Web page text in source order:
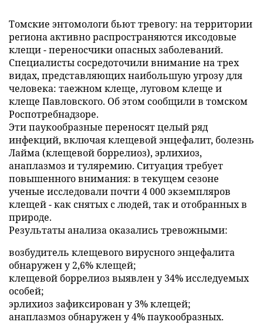
Томские энтомологи бьют тревогу: на территории
региона активно распространяются иксодовые
клещи - переносчики опасных заболеваний.
Специалисты сосредоточили внимание на трех
видах, представляющих наибольшую угрозу для
человека: таежном клеще, луговом клеще и
клеще Павловского. Об этом сообщили в томском
Роспотребнадзоре.
Эти паукообразные переносят целый ряд
инфекций, включая клещевой энцефалит, болезнь
Лайма (клещевой боррелиоз), эрлихиоз,
анаплазмоз и туляремию. Ситуация требует
повышенного внимания: в текущем сезоне
ученые исследовали почти 4 000 экземпляров
клещей - как снятых с людей, так и отобранных в
природе.
Результаты анализа оказались тревожными:
возбудитель клещевого вирусного энцефалита
обнаружен у 2,6% клещей;
клещевой боррелиоз выявлен у 34% исследуемых
особей;
эрлихиоз зафиксирован у 3% клещей;
анаплазмоз обнаружен у 4% паукообразных.